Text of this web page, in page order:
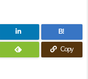
B!
Copy